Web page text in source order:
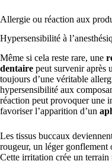
Allergie ou réaction aux
Hypersensibilité à
Même si cela reste rare, une
dentaire peut survenir après
toujours d’une véritable
hypersensibilité aux
réaction peut provoquer une
favoriser l’apparition d’un
Les tissus buccaux
rougeur, un léger gonflement
Cette irritation crée un terrain